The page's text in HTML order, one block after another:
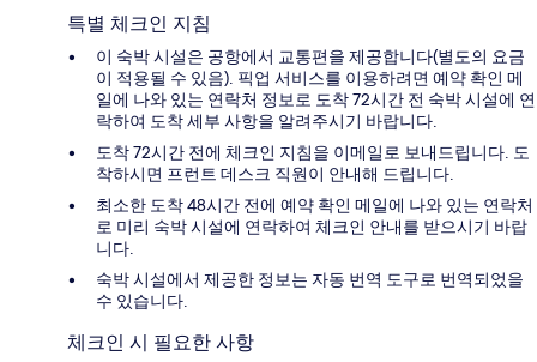
특별 체크인 지침
이 숙박 시설은 공항에서 교통편을 제공합니다(별도의 요금
이 적용될 수 있음). 픽업 서비스를 이용하려면 예약 확인 메
일에 나와 있는 연락처 정보로 도착 72시간 전 숙박 시설에 연
락하여 도착 세부 사항을 알려주시기 바랍니다.
도착 72시간 전에 체크인 지침을 이메일로 보내드립니다. 도
착하시면 프런트 데스크 직원이 안내해 드립니다.
최소한 도착 48시간 전에 예약 확인 메일에 나와 있는 연락처
로 미리 숙박 시설에 연락하여 체크인 안내를 받으시기 바랍
니다.
숙박 시설에서 제공한 정보는 자동 번역 도구로 번역되었을
수 있습니다.
체크인 시 필요한 사항